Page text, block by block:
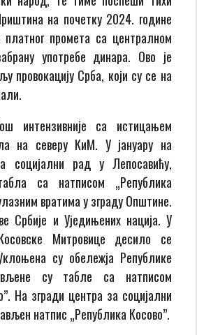
на почетку 2024. године
платног промета са централном
употребе динара. Ово је
провокацију Срба, који су се на
интензивније са истицањем
на северу КиМ. У јануару на
социјални рад у Лепосавићу,
са натписом „Република
вратима у зграду Општине.
Србије и Уједињених нација. У
Митровице десило се
су обележја Републике
су табле са натписом
На згради центра за социјални
натпис „Република Косово”.